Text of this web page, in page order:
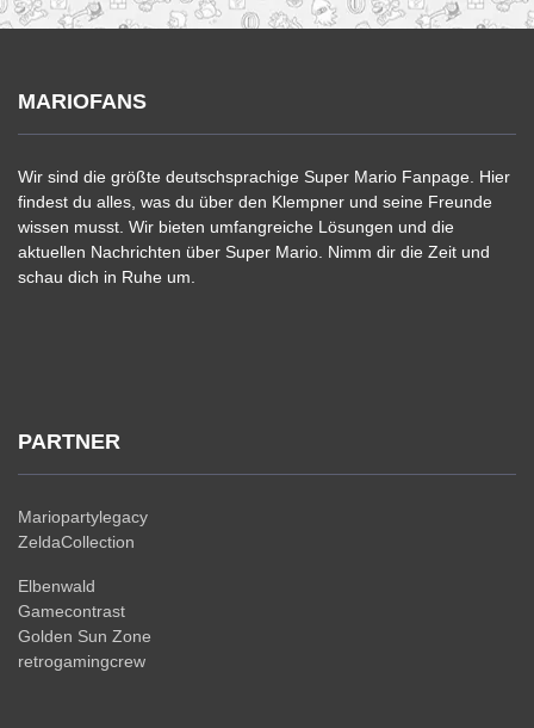
MARIOFANS
Wir sind die größte deutschsprachige Super Mario Fanpage. Hier
findest du alles, was du über den Klempner und seine Freunde
wissen musst. Wir bieten umfangreiche Lösungen und die
aktuellen Nachrichten über Super Mario. Nimm dir die Zeit und
schau dich in Ruhe um.
PARTNER
Mariopartylegacy
ZeldaCollection
Elbenwald
Gamecontrast
Golden Sun Zone
retrogamingcrew